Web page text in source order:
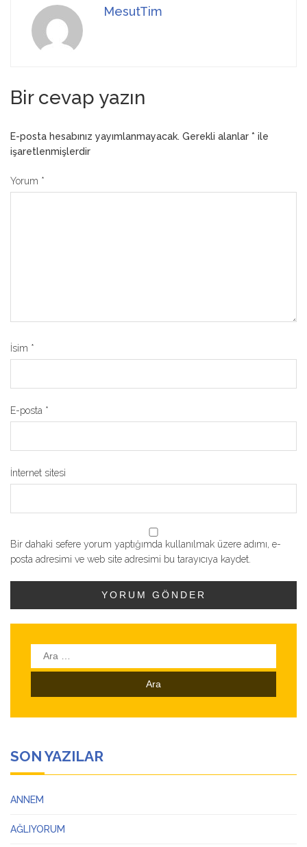
MesutTim
Bir cevap yazın
E-posta hesabınız yayımlanmayacak. Gerekli alanlar * ile
işaretlenmişlerdir
Yorum *
İsim *
E-posta *
İnternet sitesi
Bir dahaki sefere yorum yaptığımda kullanılmak üzere adımı, e-
posta adresimi ve web site adresimi bu tarayıcıya kaydet.
Arama:
SON YAZILAR
ANNEM
AĞLIYORUM